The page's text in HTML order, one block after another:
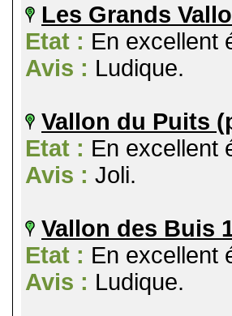
Les Grands
Etat : En excellent
Avis : Ludique.
Vallon du Puits
Etat : En excellent
Avis : Joli.
Vallon des Buis
Etat : En excellent
Avis : Ludique.